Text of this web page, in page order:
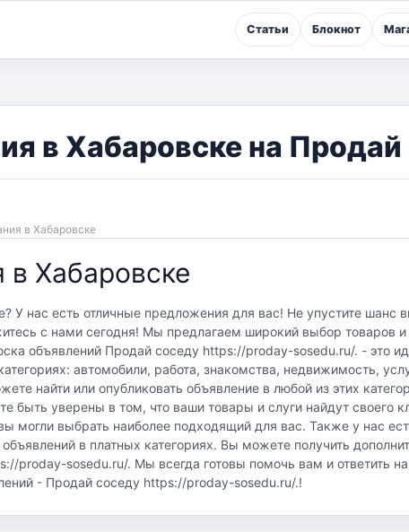
Статьи Блокнот
в Хабаровске на Продай
в Хабаровске
Хабаровске
У нас есть отличные предложения для вас! Не упустите шанс
с нами сегодня! Мы предлагаем широкий выбор товаров и
объявлений Продай соседу https://proday-sosedu.ru/. - это
автомобили, работа, знакомства, недвижимость,
найти или опубликовать объявление в любой из этих
быть уверены в том, что ваши товары и слуги найдут своего
могли выбрать наиболее подходящий для вас. Также у нас
в платных категориях. Вы можете получить
proday-sosedu.ru/. Мы всегда готовы помочь вам и ответить
- Продай соседу https://proday-sosedu.ru/.!